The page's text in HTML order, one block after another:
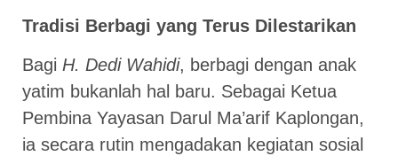
Tradisi Berbagi yang Terus Dilestarikan
Bagi H. Dedi Wahidi, berbagi dengan anak
yatim bukanlah hal baru. Sebagai Ketua
Pembina Yayasan Darul Ma’arif Kaplongan,
ia secara rutin mengadakan kegiatan sosial